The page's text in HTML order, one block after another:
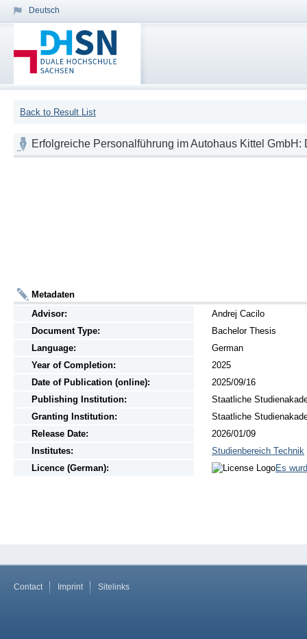
Deutsch
Back to Result List
Erfolgreiche Personalführung im Autohaus Kittel
Metadaten
Advisor:
Andrej Cacilo
Document Type:
Bachelor Thesis
Language:
German
Year of Completion:
2025
Date of Publication (online):
2025/09/16
Publishing Institution:
Staatliche
Granting Institution:
Staatliche
Release Date:
2026/01/09
Institutes:
Studienbereich Technik
Licence (German):
Es
Contact Imprint Sitelinks